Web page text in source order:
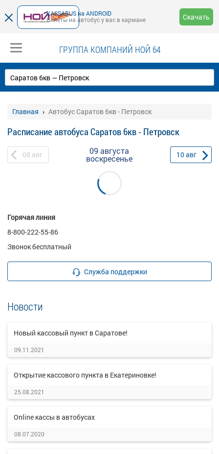
KASSABUS на ANDROID
Билеты на автобус у вас в кармане
Скачать
ГРУППА КОМПАНИЙ НОЙ 64
Главная Автобус Саратов 6кв - Петровск
Расписание автобуса Саратов 6кв - Петровск
08 авг 09 августа
воскресенье 10авг
Горячая линия
8-800-222-55-86
Звонок бесплатный
Служба поддержки
Новости
Новый кассовый пункт в Саратове!
09.11.2021
Открытие кассового пункта в Екатериновке!
25.08.2021
Online кассы в автобусах
08.07.2020